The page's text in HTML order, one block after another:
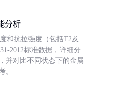
分析
和抗拉强度（包括T2及
2012标准数据，详细分
并对比不同状态下的金属
。